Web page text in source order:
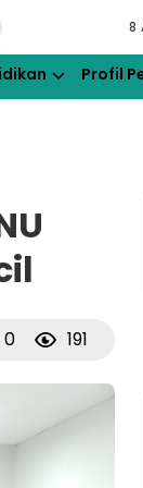
8
Profil
0 191